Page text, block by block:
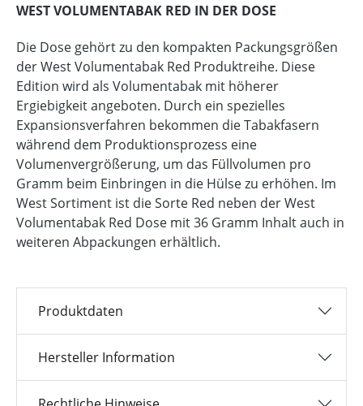
WEST VOLUMENTABAK RED IN DER DOSE
Die Dose gehört zu den kompakten Packungsgrößen
der West Volumentabak Red Produktreihe. Diese
Edition wird als Volumentabak mit höherer
Ergiebigkeit angeboten. Durch ein spezielles
Expansionsverfahren bekommen die Tabakfasern
während dem Produktionsprozess eine
Volumenvergrößerung, um das Füllvolumen pro
Gramm beim Einbringen in die Hülse zu erhöhen. Im
West Sortiment ist die Sorte Red neben der West
Volumentabak Red Dose mit 36 Gramm Inhalt auch in
weiteren Abpackungen erhältlich.
Produktdaten
Hersteller Information